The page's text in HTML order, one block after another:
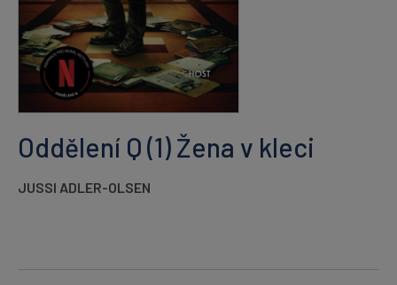
Oddělení Q (1) Žena v kleci
JUSSI ADLER-OLSEN